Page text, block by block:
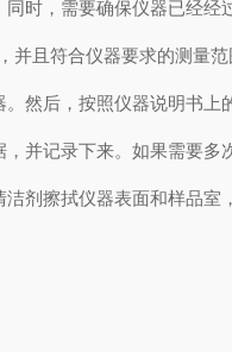
，需要确保仪器已经经
且符合仪器要求的测量范
后，按照仪器说明书上
记录下来。如果需要多
擦拭仪器表面和样品室